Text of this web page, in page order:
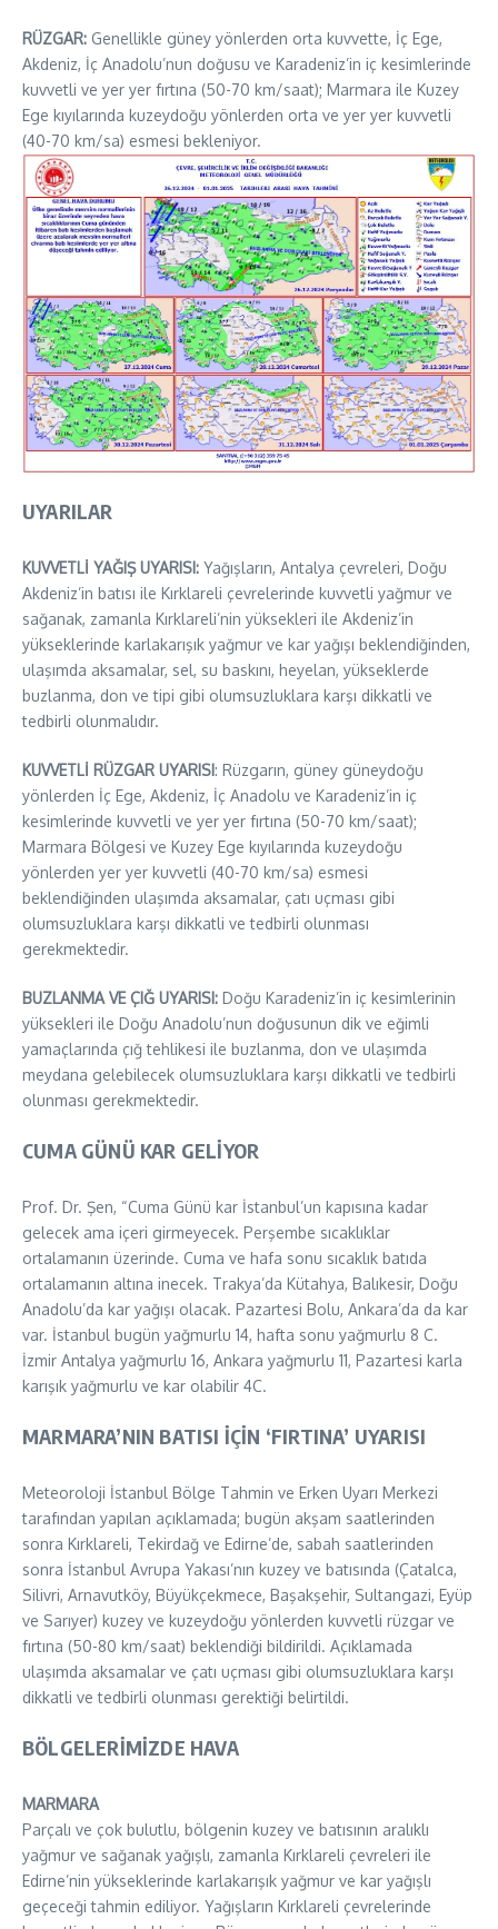
RÜZGAR: Genellikle güney yönlerden orta kuvvette, İç Ege,
Akdeniz, İç Anadolu’nun doğusu ve Karadeniz’in iç kesimlerinde
kuvvetli ve yer yer fırtına (50-70 km/saat); Marmara ile Kuzey
Ege kıyılarında kuzeydoğu yönlerden orta ve yer yer kuvvetli
(40-70 km/sa) esmesi bekleniyor.
UYARILAR
KUVVETLİ YAĞIŞ UYARISI: Yağışların, Antalya çevreleri, Doğu
Akdeniz’in batısı ile Kırklareli çevrelerinde kuvvetli yağmur ve
sağanak, zamanla Kırklareli’nin yüksekleri ile Akdeniz’in
yükseklerinde karlakarışık yağmur ve kar yağışı beklendiğinden,
ulaşımda aksamalar, sel, su baskını, heyelan, yükseklerde
buzlanma, don ve tipi gibi olumsuzluklara karşı dikkatli ve
tedbirli olunmalıdır.
KUVVETLİ RÜZGAR UYARISI: Rüzgarın, güney güneydoğu
yönlerden İç Ege, Akdeniz, İç Anadolu ve Karadeniz’in iç
kesimlerinde kuvvetli ve yer yer fırtına (50-70 km/saat);
Marmara Bölgesi ve Kuzey Ege kıyılarında kuzeydoğu
yönlerden yer yer kuvvetli (40-70 km/sa) esmesi
beklendiğinden ulaşımda aksamalar, çatı uçması gibi
olumsuzluklara karşı dikkatli ve tedbirli olunması
gerekmektedir.
BUZLANMA VE ÇIĞ UYARISI: Doğu Karadeniz’in iç kesimlerinin
yüksekleri ile Doğu Anadolu’nun doğusunun dik ve eğimli
yamaçlarında çığ tehlikesi ile buzlanma, don ve ulaşımda
meydana gelebilecek olumsuzluklara karşı dikkatli ve tedbirli
olunması gerekmektedir.
CUMA GÜNÜ KAR GELİYOR
Prof. Dr. Şen, “Cuma Günü kar İstanbul’un kapısına kadar
gelecek ama içeri girmeyecek. Perşembe sıcaklıklar
ortalamanın üzerinde. Cuma ve hafa sonu sıcaklık batıda
ortalamanın altına inecek. Trakya’da Kütahya, Balıkesir, Doğu
Anadolu’da kar yağışı olacak. Pazartesi Bolu, Ankara’da da kar
var. İstanbul bugün yağmurlu 14, hafta sonu yağmurlu 8 C.
İzmir Antalya yağmurlu 16, Ankara yağmurlu 11, Pazartesi karla
karışık yağmurlu ve kar olabilir 4C.
MARMARA’NIN BATISI İÇİN ‘FIRTINA’ UYARISI
Meteoroloji İstanbul Bölge Tahmin ve Erken Uyarı Merkezi
tarafından yapılan açıklamada; bugün akşam saatlerinden
sonra Kırklareli, Tekirdağ ve Edirne’de, sabah saatlerinden
sonra İstanbul Avrupa Yakası’nın kuzey ve batısında (Çatalca,
Silivri, Arnavutköy, Büyükçekmece, Başakşehir, Sultangazi, Eyüp
ve Sarıyer) kuzey ve kuzeydoğu yönlerden kuvvetli rüzgar ve
fırtına (50-80 km/saat) beklendiği bildirildi. Açıklamada
ulaşımda aksamalar ve çatı uçması gibi olumsuzluklara karşı
dikkatli ve tedbirli olunması gerektiği belirtildi.
BÖLGELERİMİZDE HAVA
MARMARA
Parçalı ve çok bulutlu, bölgenin kuzey ve batısının aralıklı
yağmur ve sağanak yağışlı, zamanla Kırklareli çevreleri ile
Edirne’nin yükseklerinde karlakarışık yağmur ve kar yağışlı
geçeceği tahmin ediliyor. Yağışların Kırklareli çevrelerinde